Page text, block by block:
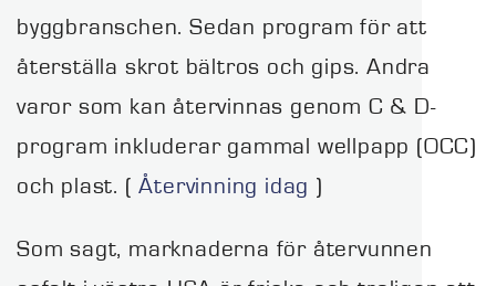
byggbranschen. Sedan program för att
återställa skrot bältros och gips. Andra
varor som kan återvinnas genom C & D-
program inkluderar gammal wellpapp (OCC)
och plast. (Återvinning idag )
Som sagt, marknaderna för återvunnen